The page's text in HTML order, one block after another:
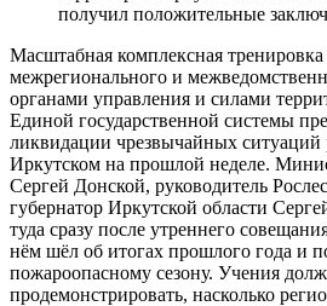
получил положительные
Масштабная комплексная тренировка
межрегионального и
органами управления и силами
Единой государственной системы
ликвидации чрезвычайных ситуаций
Иркутском на прошлой неделе.
Сергей Донской, руководитель
губернатор Иркутской области
туда сразу после утреннего
нём шёл об итогах прошлого года и
пожароопасному сезону. Учения
продемонстрировать, насколько